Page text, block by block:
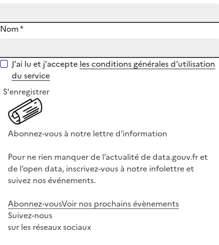
Nom*
J'ai lu et j'accepte les conditions générales d'utilisation
du service
S'enregistrer
Abonnez-vous à notre lettre d'information
Pour ne rien manquer de l’actualité de data.gouv.fr et
de l’open data, inscrivez-vous à notre infolettre et
suivez nos événements.
Abonnez-vousVoir nos prochains évènements
Suivez-nous
sur les réseaux sociaux